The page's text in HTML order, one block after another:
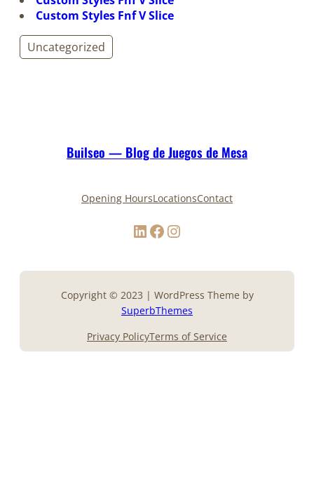
Custom Styles Fnf V Slice
Uncategorized
Builseo — Blog de Juegos de Mesa
Opening HoursLocationsContact
LinkedIn Facebook Instagram
Copyright © 2023 | WordPress Theme by
SuperbThemes
Privacy PolicyTerms of Service